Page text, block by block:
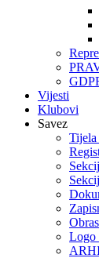
Vijesti
Klubovi
Savez
Tijela
Logo